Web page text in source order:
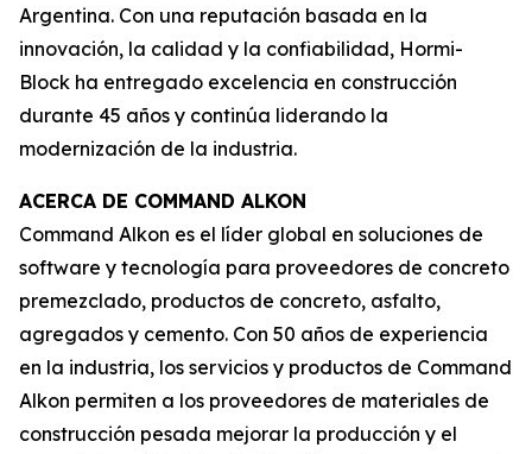
Argentina. Con una reputación basada en la
innovación, la calidad y la confiabilidad, Hormi-
Block ha entregado excelencia en construcción
durante 45 años y continúa liderando la
modernización de la industria.
ACERCA DE COMMAND ALKON
Command Alkon es el líder global en soluciones de
software y tecnología para proveedores de concreto
premezclado, productos de concreto, asfalto,
agregados y cemento. Con 50 años de experiencia
en la industria, los servicios y productos de Command
Alkon permiten a los proveedores de materiales de
construcción pesada mejorar la producción y el